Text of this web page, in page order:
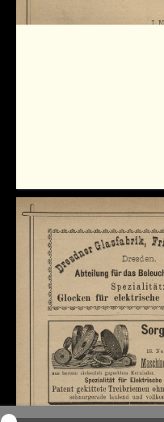
Na stronie
podobne
się zpolityką